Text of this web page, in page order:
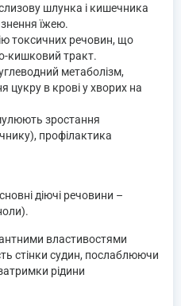
шлунка і кишечника
їжею.
токсичних речовин, що
кишковий тракт.
метаболізм,
цукру в крові у хворих на
зростання
профілактика
діючі речовини –
властивостями
стінки судин, послаблюючи
рідини